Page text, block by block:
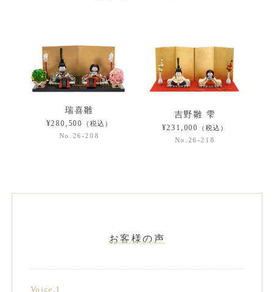
瑞喜雛
¥280,500
（税込）
No.26-208
吉野雛 雫
¥231,000
（税込）
No.26-218
お客様の声
Voice.1